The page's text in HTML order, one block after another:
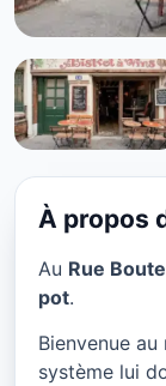
CUISINE
Le
★ 4.6/5
À propos
Au Rue
pot.
Bienvenue
système lui